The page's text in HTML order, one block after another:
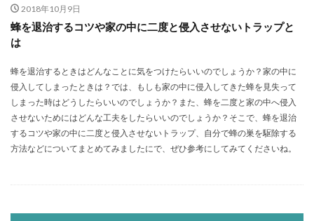
2018年10月9日
蜂を退治するコツや家の中に二度と侵入させないトラップと
は
蜂を退治するときはどんなことに気をつけたらいいのでしょうか？家の中に
侵入してしまったときは？では、もしも家の中に侵入してきた蜂を見失って
しまった時はどうしたらいいのでしょうか？また、蜂を二度と家の中へ侵入
させないためにはどんな工夫をしたらいいのでしょうか？そこで、蜂を退治
するコツや家の中に二度と侵入させないトラップ、自分で蜂の巣を駆除する
方法などについてまとめてみましたにで、ぜひ参考にしてみてくださいね。